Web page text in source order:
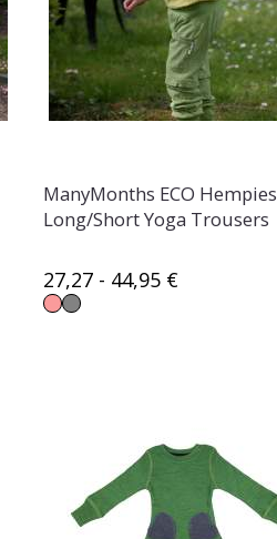
ManyMonths ECO Hempies
Long/Short Yoga Trousers
27,27 - 44,95 €